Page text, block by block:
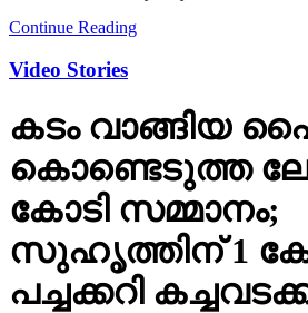
Continue Reading
Video Stories
കടം വാങ്ങിയ
കൊണ്ടെടുത്ത
കോടി സമ്മാനം;
സുഹൃത്തിന് 1
പച്ചക്കറി